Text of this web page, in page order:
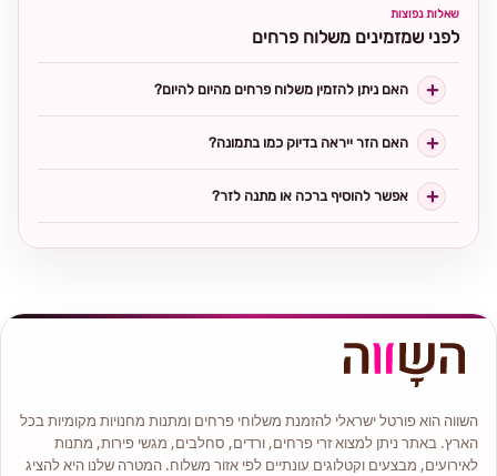
שאלות נפוצות
לפני שמזמינים משלוח פרחים
האם ניתן להזמין משלוח פרחים מהיום להיום?
האם הזר ייראה בדיוק כמו בתמונה?
אפשר להוסיף ברכה או מתנה לזר?
השווה הוא פורטל ישראלי להזמנת משלוחי פרחים ומתנות מחנויות מקומיות בכל
הארץ. באתר ניתן למצוא זרי פרחים, ורדים, סחלבים, מגשי פירות, מתנות
לאירועים, מבצעים וקטלוגים עונתיים לפי אזור משלוח. המטרה שלנו היא להציג